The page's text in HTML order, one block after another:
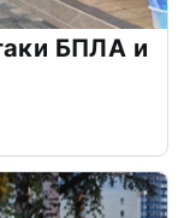
БПЛА и